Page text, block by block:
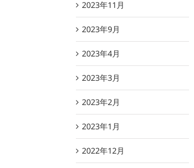
2023年11月
2023年9月
2023年4月
2023年3月
2023年2月
2023年1月
2022年12月